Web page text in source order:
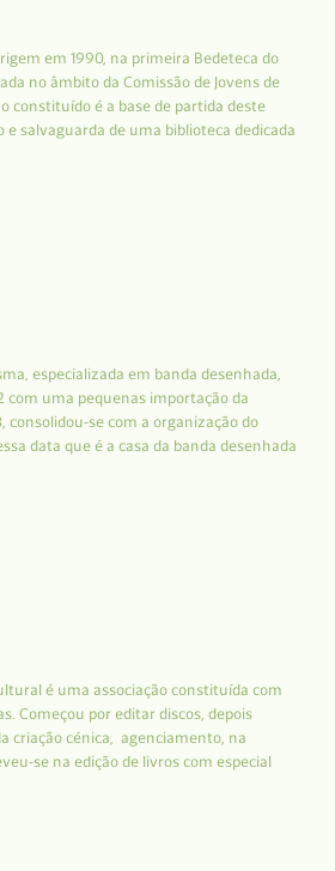
em 1990, na primeira Bedeteca do
no âmbito da Comissão de Jovens de
constituído é a base de partida deste
e salvaguarda de uma biblioteca dedicada
especializada em banda desenhada,
com uma pequenas importação da
consolidou-se com a organização do
data que é a casa da banda desenhada
é uma associação constituída com
Começou por editar discos, depois
criação cénica, agenciamento, na
se na edição de livros com especial